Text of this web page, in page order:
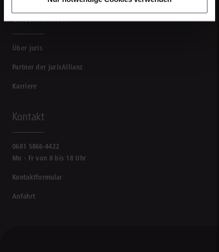
Unternehmen
Über juris
Partner der jurisAllianz
Karriere
Kontakt
0681 5866-4422
Mo - Fr von 8 bis 18 Uhr
Kontaktformular
Anfahrt